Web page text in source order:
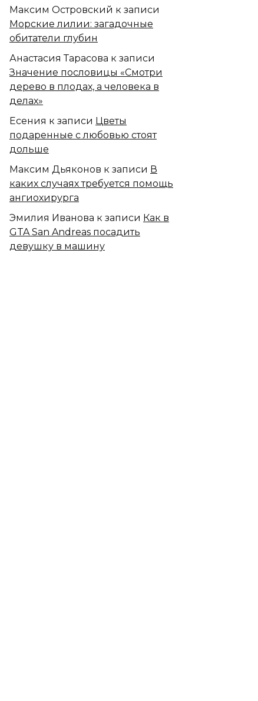
Максим Островский к записи
Морские лилии: загадочные
обитатели глубин
Анастасия Тарасова к записи
Значение пословицы «Смотри
дерево в плодах, а человека в
делах»
Есения к записи Цветы
подаренные с любовью стоят
дольше
Максим Дьяконов к записи В
каких случаях требуется помощь
ангиохирурга
Эмилия Иванова к записи Как в
GTA San Andreas посадить
девушку в машину